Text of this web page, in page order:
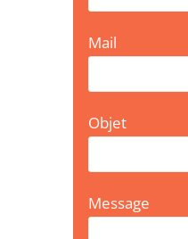
Mail
Objet
Message